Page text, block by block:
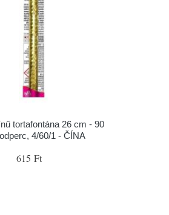
tortafontána 26 cm - 90
4/60/1 - ČÍNA
615 Ft